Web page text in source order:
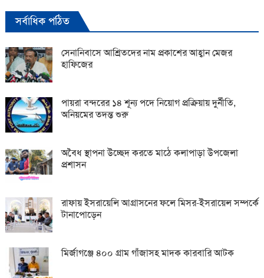
সর্বাধিক পঠিত
সেনানিবাসে আশ্রিতদের নাম প্রকাশের আহ্বান মেজর
হাফিজের
পায়রা বন্দরের ১৪ শূন্য পদে নিয়োগ প্রক্রিয়ায় দুর্নীতি,
অনিয়মের তদন্ত শুরু
অবৈধ স্থাপনা উচ্ছেদ করতে মাঠে কলাপাড়া উপজেলা
প্রশাসন
রাফায় ইসরায়েলি আগ্রাসনের ফলে মিসর-ইসরায়েল সম্পর্কে
টানাপোড়েন
মির্জাগঞ্জে ৪০০ গ্রাম গাঁজাসহ মাদক কারবারি আটক